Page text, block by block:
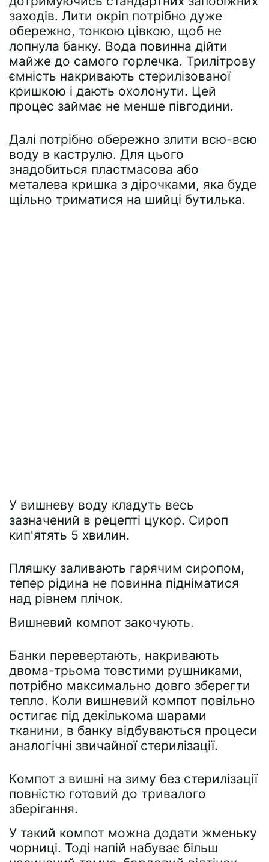
заходів. Лити окріп потрібно дуже
обережно, тонкою цівкою, щоб не
лопнула банку. Вода повинна дійти
майже до самого горлечка. Трилітрову
ємність накривають стерилізованої
кришкою і дають охолонути. Цей
процес займає не менше півгодини.
Далі потрібно обережно злити всю-всю
воду в каструлю. Для цього
знадобиться пластмасова або
металева кришка з дірочками, яка буде
щільно триматися на шийці бутилька.
У вишневу воду кладуть весь
зазначений в рецепті цукор. Сироп
кип'ятять 5 хвилин.
Пляшку заливають гарячим сиропом,
тепер рідина не повинна підніматися
над рівнем плічок.
Вишневий компот закочують.
Банки перевертають, накривають
двома-трьома товстими рушниками,
потрібно максимально довго зберегти
тепло. Коли вишневий компот повільно
остигає під декількома шарами
тканини, в банку відбуваються процеси
аналогічні звичайної стерилізації.
Компот з вишні на зиму без стерилізації
повністю готовий до тривалого
зберігання.
У такий компот можна додати жменьку
чорниці. Тоді напій набуває більш